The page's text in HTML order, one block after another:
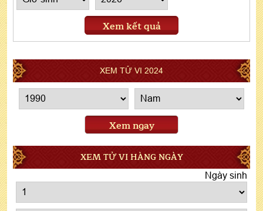
Xem kết quả
XEM TỬ VI 2024
Xem ngay
XEM TỬ VI HÀNG NGÀY
Ngày sinh